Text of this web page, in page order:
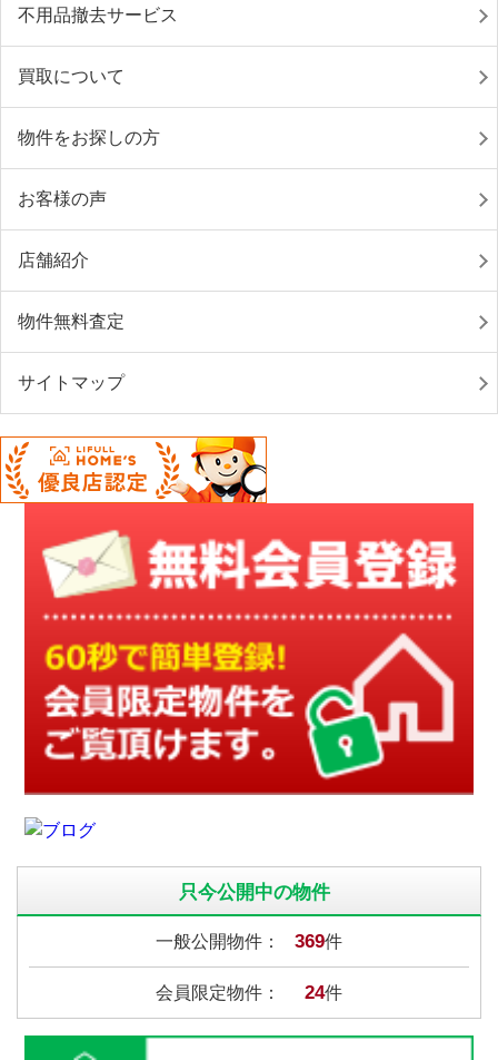
不用品撤去サービス
買取について
物件をお探しの方
お客様の声
店舗紹介
物件無料査定
サイトマップ
只今公開中の物件
一般公開物件： 369件
会員限定物件： 24件